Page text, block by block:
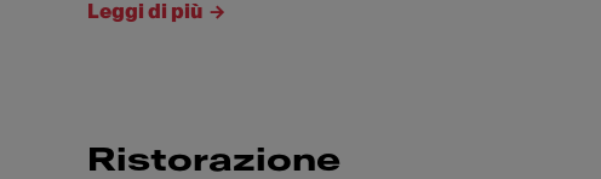
Leggi di più
Ristorazione